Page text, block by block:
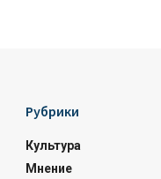
Рубрики
Культура
Мнение